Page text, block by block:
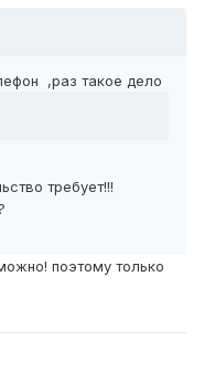
,раз такое дело
требует!!!
поэтому только